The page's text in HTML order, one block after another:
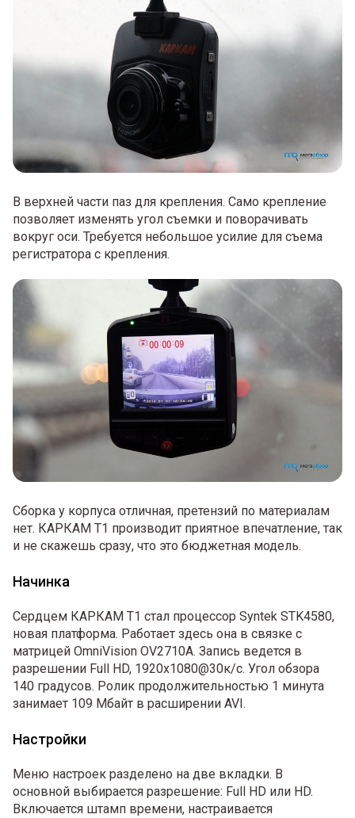
В верхней части паз для крепления. Само крепление
позволяет изменять угол съемки и поворачивать
вокруг оси. Требуется небольшое усилие для съема
регистратора с крепления.
Сборка у корпуса отличная, претензий по материалам
нет. КАРКАМ Т1 производит приятное впечатление, так
и не скажешь сразу, что это бюджетная модель.
Начинка
Сердцем КАРКАМ Т1 стал процессор Syntek STK4580,
новая платформа. Работает здесь она в связке с
матрицей OmniVision OV2710A. Запись ведется в
разрешении Full HD, 1920x1080@30к/с. Угол обзора
140 градусов. Ролик продолжительностью 1 минута
занимает 109 Мбайт в расширении AVI.
Настройки
Меню настроек разделено на две вкладки. В
основной выбирается разрешение: Full HD или HD.
Включается штамп времени, настраивается